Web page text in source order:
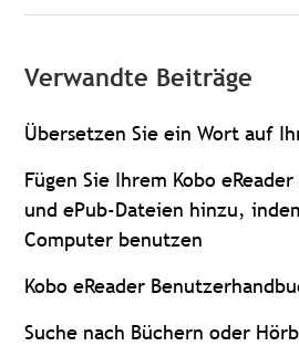
Verwandte Beiträge
Übersetzen Sie ein Wort auf
Fügen Sie Ihrem Kobo
und ePub-Dateien hinzu,
Computer benutzen
Kobo eReader
Suche nach Büchern oder